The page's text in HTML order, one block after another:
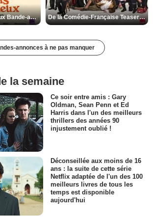
Les Matins merveilleux Bande-annonce VF De la Comédie-Française Teaser VF
annonces à ne pas manquer
la semaine
Ce soir entre amis : Gary
Oldman, Sean Penn et Ed
Harris dans l'un des meilleurs
thrillers des années 90
injustement oublié !
Déconseillée aux moins de 16
ans : la suite de cette série
Netflix adaptée de l'un des 100
meilleurs livres de tous les
temps est disponible
aujourd'hui